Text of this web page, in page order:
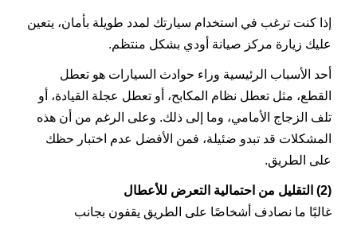
إذا كنت ترغب في استخدام سيارتك لمدد طويلة بأمان، يتعين
عليك زيارة مركز صيانة أودي بشكل منتظم.
أحد الأسباب الرئيسية وراء حوادث السيارات هو تعطل
القطع، مثل تعطل نظام المكابح، أو تعطل عجلة القيادة، أو
تلف الزجاج الأمامي، وما إلى ذلك. وعلى الرغم من أن هذه
المشكلات قد تبدو ضئيلة، فمن الأفضل عدم اختبار حظك
على الطريق.
(2) التقليل من احتمالية التعرض للأعطال
غالبًا ما نصادف أشخاصًا على الطريق يقفون بجانب